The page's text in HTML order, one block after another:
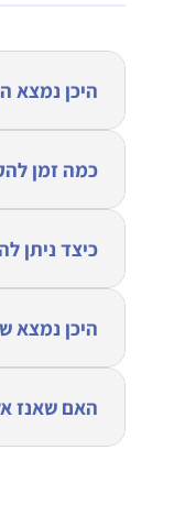
היכן נמצא
כמה זמן
כיצד ניתן
היכן נמצא
האם שאנז